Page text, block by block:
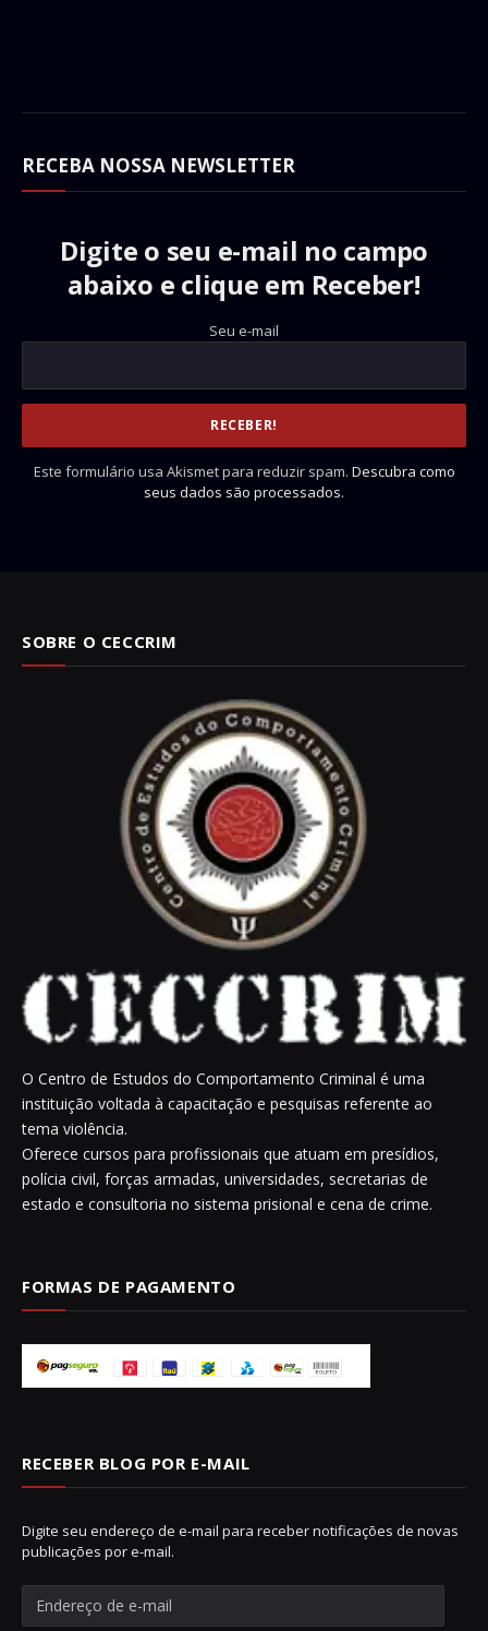
RECEBA NOSSA NEWSLETTER
Digite o seu e-mail no campo
abaixo e clique em Receber!
Seu e-mail
Este formulário usa Akismet para reduzir spam. Descubra como
seus dados são processados.
SOBRE O CECCRIM
O Centro de Estudos do Comportamento Criminal é uma
instituição voltada à capacitação e pesquisas referente ao
tema violência.
Oferece cursos para profissionais que atuam em presídios,
polícia civil, forças armadas, universidades, secretarias de
estado e consultoria no sistema prisional e cena de crime.
FORMAS DE PAGAMENTO
RECEBER BLOG POR E-MAIL
Digite seu endereço de e-mail para receber notificações de novas
publicações por e-mail.